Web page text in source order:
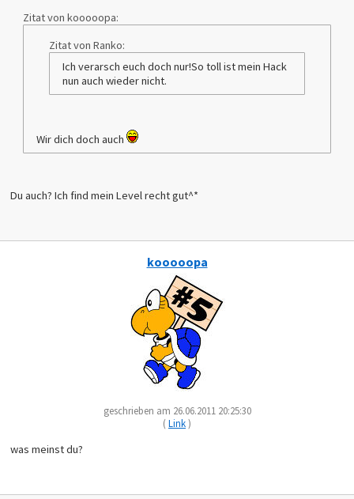
Zitat von kooooopa:
Zitat von Ranko:
Ich verarsch euch doch nur!So toll ist mein Hack
nun auch wieder nicht.
Wir dich doch auch
Du auch? Ich find mein Level recht gut^*
kooooopa
geschrieben am 26.06.2011 20:25:30
(Link)
was meinst du?